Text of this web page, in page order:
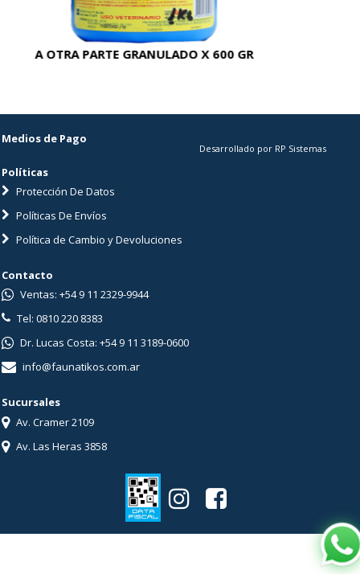
A OTRA PARTE GRANULADO X 600 GR
Medios de Pago
Políticas
Protección De Datos
Políticas De Envíos
Política de Cambio y Devoluciones
Desarrollado por RP Sistemas
Contacto
Ventas: +54 9 11 2329-9944
Tel: 0810 220 8383
Dr. Lucas Costa: +54 9 11 3189-0600
info@faunatikos.com.ar
Sucursales
Av. Cramer 2109
Av. Las Heras 3858